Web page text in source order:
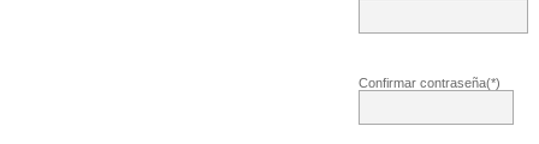
Confirmar contraseña(*)